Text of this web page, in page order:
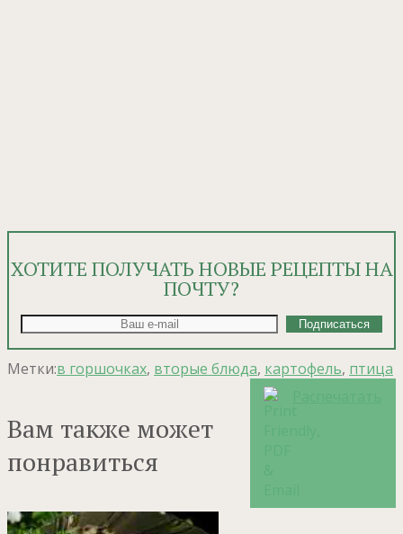
ХОТИТЕ ПОЛУЧАТЬ НОВЫЕ РЕЦЕПТЫ НА
ПОЧТУ?
Метки:в горшочках, вторые блюда, картофель, птица
Вам также может
понравиться